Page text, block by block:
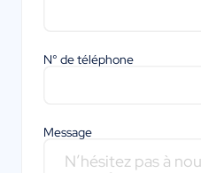
N° de téléphone
Message